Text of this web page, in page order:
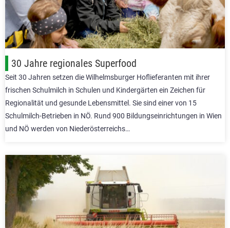
30 Jahre regionales Superfood
Seit 30 Jahren setzen die Wilhelmsburger Hoflieferanten mit ihrer
frischen Schulmilch in Schulen und Kindergärten ein Zeichen für
Regionalität und gesunde Lebensmittel. Sie sind einer von 15
Schulmilch-Betrieben in NÖ. Rund 900 Bildungseinrichtungen in Wien
und NÖ werden von Niederösterreichs…